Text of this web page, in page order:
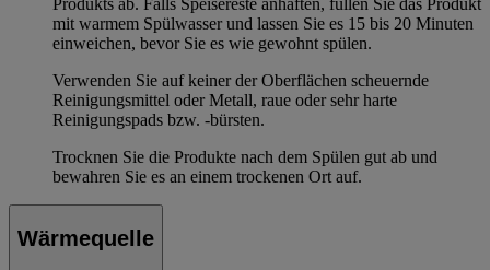
Produkts ab. Falls Speisereste anhaften, füllen Sie das Produkt
mit warmem Spülwasser und lassen Sie es 15 bis 20 Minuten
einweichen, bevor Sie es wie gewohnt spülen.
Verwenden Sie auf keiner der Oberflächen scheuernde
Reinigungsmittel oder Metall, raue oder sehr harte
Reinigungspads bzw. -bürsten.
Trocknen Sie die Produkte nach dem Spülen gut ab und
bewahren Sie es an einem trockenen Ort auf.
Wärmequelle